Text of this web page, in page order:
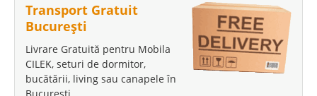
Transport Gratuit
București
Livrare Gratuită pentru Mobila
CILEK, seturi de dormitor,
bucătării, living sau canapele în